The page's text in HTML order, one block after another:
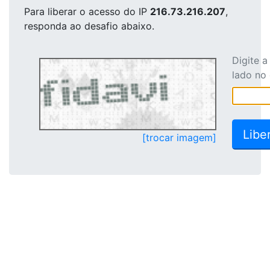
Para liberar o acesso do IP 216.73.216.207,
responda ao desafio abaixo.
[trocar imagem]
Digite
lado no